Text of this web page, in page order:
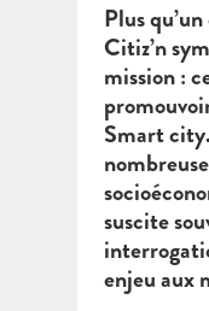
Plus
Citiz’n
mission :
Smart
suscite
enjeu aux